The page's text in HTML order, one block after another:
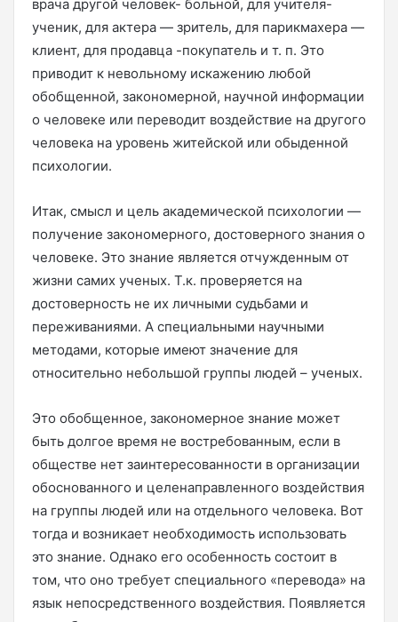
врача другой человек- больной, для учителя-
ученик, для актера — зритель, для парикмахера —
клиент, для продавца -покупатель и т. п. Это
приводит к невольному искажению любой
обобщенной, закономерной, научной информации
о человеке или переводит воздействие на другого
человека на уровень житейской или обыденной
психологии.
Итак, смысл и цель академической психологии —
получение закономерного, достоверного знания о
человеке. Это знание является отчужденным от
жизни самих ученых. Т.к. проверяется на
достоверность не их личными судьбами и
переживаниями. А специальными научными
методами, которые имеют значение для
относительно небольшой группы людей – ученых.
Это обобщенное, закономерное знание может
быть долгое время не востребованным, если в
обществе нет заинтересованности в организации
обоснованного и целенаправленного воздействия
на группы людей или на отдельного человека. Вот
тогда и возникает необходимость использовать
это знание. Однако его особенность состоит в
том, что оно требует специального «перевода» на
язык непосредственного воздействия. Появляется